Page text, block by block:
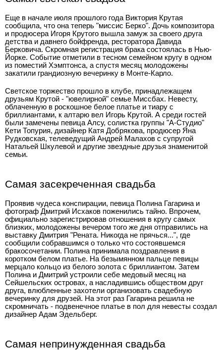
Еще в начале июля прошлого года Виктория Крутая
сообщила, что она теперь "миссис Берко". Дочь композитора
и продюсера Игоря Крутого вышла замуж за своего друга
детства и давнего бойфренда, ресторатора Давида
Берковича. Скромная регистрация брака состоялась в Нью-
Йорке. Событие отметили в тесном семейном кругу в одном
из поместий Хэмптонса, а спустя месяц молодожены
закатили грандиозную вечеринку в Монте-Карло.
Светское торжество прошло в клубе, принадлежащем
друзьям Крутой - "ювелирной" семье Миссбах. Невесту,
облаченную в роскошное белое платье и тиару с
бриллиантами, к алтарю вел Игорь Крутой. А среди гостей
были замечены певица Алсу, солистка группы "А-Студио"
Кети Топурия, дизайнер Катя Добрякова, продюсер Яна
Рудковская, телеведущий Андрей Малахов с супругой
Натальей Шкулевой и другие звездные друзья знаменитой
семьи.
Самая засекреченная свадьба
Проявив чудеса конспирации, певица Полина Гагарина и
фотограф Дмитрий Исхаков поженились тайно. Впрочем,
официально зарегистрировав отношения в кругу самых
близких, молодожены вечером того же дня отправились на
выставку Дмитрия "Рената. Никогда не прячься...", где
сообщили собравшимся о только что состоявшемся
бракосочетании. Полина принимала поздравления в
коротком белом платье. На безымянном пальце певицы
мерцало кольцо из белого золота с бриллиантом. Затем
Полина и Дмитрий устроили себе медовый месяц на
Сейшельских островах, а насладившись обществом друг
друга, влюбленные захотели организовать свадебную
вечеринку для друзей. На этот раз Гагарина решила не
скромничать - подвенечное платье в пол для невесты создал
дизайнер Адам Эдельберг.
Самая непринужденная свадьба